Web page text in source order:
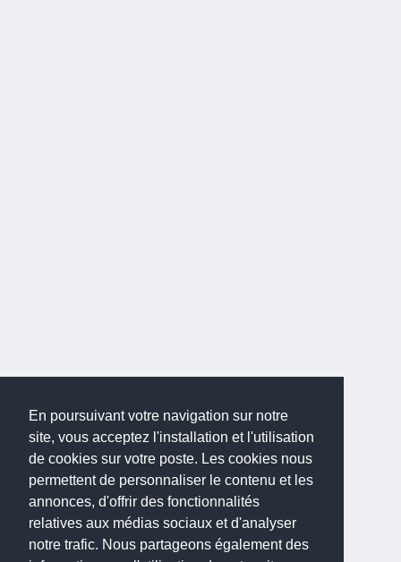
En poursuivant votre navigation sur notre
site, vous acceptez l'installation et l'utilisation
de cookies sur votre poste. Les cookies nous
permettent de personnaliser le contenu et les
annonces, d'offrir des fonctionnalités
relatives aux médias sociaux et d'analyser
notre trafic. Nous partageons également des